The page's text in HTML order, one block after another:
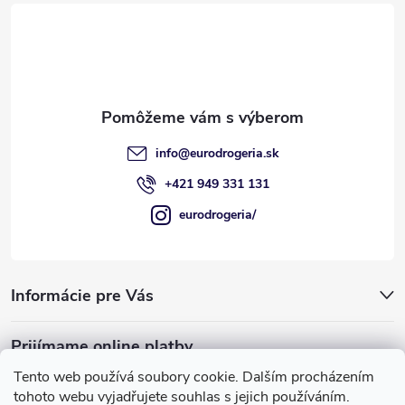
Tento web používá soubory cookie. Dalším procházením
tohoto webu vyjadřujete souhlas s jejich používáním.
p
i
s
Informácie pre Vás
info@eurodrogeria.sk
+421 949 331 131
eurodrogeria/
Prijímame online platby